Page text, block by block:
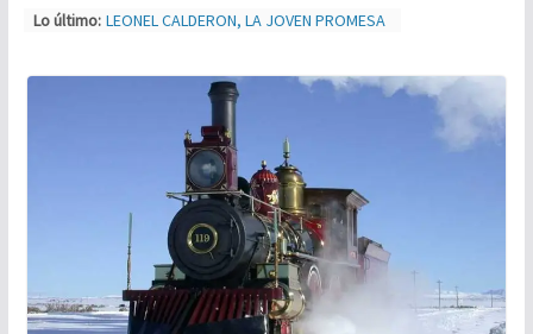
Lo último: LEONEL CALDERON, LA JOVEN PROMESA
TORNEO DE PAINTBALL
BOXEO INTERNACIONAL
XOLOS LOGRA TRES PUNTOS MAS